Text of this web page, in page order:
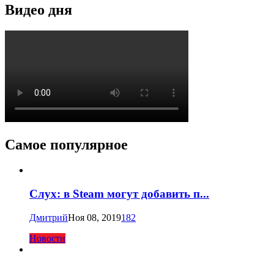
Видео дня
Самое популярное
Слух: в Steam могут добавить п...
ДмитрийНоя 08, 2019182
Новости